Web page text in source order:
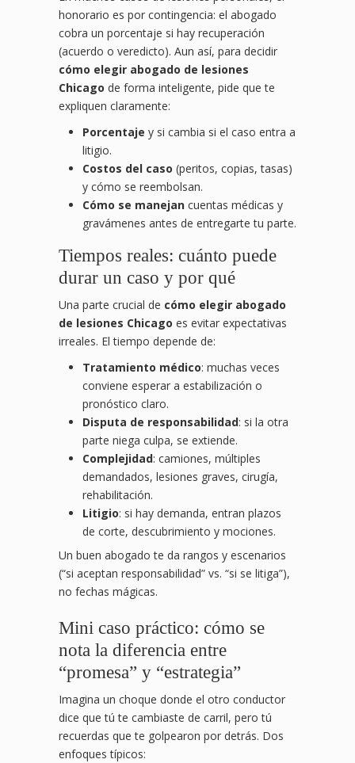
honorario es por contingencia: el abogado
cobra un porcentaje si hay recuperación
(acuerdo o veredicto). Aun así, para decidir
cómo elegir abogado de lesiones
Chicago de forma inteligente, pide que te
expliquen claramente:
Porcentaje y si cambia si el caso entra a
litigio.
Costos del caso (peritos, copias, tasas)
y cómo se reembolsan.
Cómo se manejan cuentas médicas y
gravámenes antes de entregarte tu parte.
Tiempos reales: cuánto puede
durar un caso y por qué
Una parte crucial de cómo elegir abogado
de lesiones Chicago es evitar expectativas
irreales. El tiempo depende de:
Tratamiento médico: muchas veces
conviene esperar a estabilización o
pronóstico claro.
Disputa de responsabilidad: si la otra
parte niega culpa, se extiende.
Complejidad: camiones, múltiples
demandados, lesiones graves, cirugía,
rehabilitación.
Litigio: si hay demanda, entran plazos
de corte, descubrimiento y mociones.
Un buen abogado te da rangos y escenarios
(“si aceptan responsabilidad” vs. “si se litiga”),
no fechas mágicas.
Mini caso práctico: cómo se
nota la diferencia entre
“promesa” y “estrategia”
Imagina un choque donde el otro conductor
dice que tú te cambiaste de carril, pero tú
recuerdas que te golpearon por detrás. Dos
enfoques típicos: